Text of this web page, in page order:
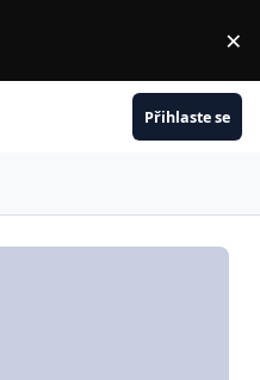
×
Přihlaste se